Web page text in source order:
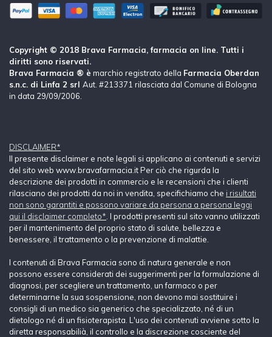
Copyright © 2018 Brava Farmacia, farmacia on line. Tutti i
diritti sono riservati.
Brava Farmacia ® è marchio registrato della Farmacia Oberdan
s.n.c. di Linfa 2 srl Aut. #213371 rilasciata dal Comune di Bologna
in data 29/09/2006.
DISCLAIMER*
Il presente disclaimer e note legali si applicano ai contenuti e servizi
del sito web www.bravafarmacia.it Per ciò che rigurda la
descrizione dei prodotti in commercio e le recensioni che i clienti
rilasciano dei prodotti da noi in vendita, specifichiamo che i risultati
non sono garantiti e possono variare da persona a persona leggi
qui il disclaimer completo* . I prodotti presenti sul sito vanno utilizzati
per il mantenimento del proprio stato di salute, bellezza e
benessere, il trattamento o la prevenzione di malattie.
I contenuti di Brava Farmacia sono di natura generale e non
possono essere considerati dei suggerimenti per la formulazione di
diagnosi, per scegliere un trattamento, un farmaco o per
determinarne la sua sospensione, non devono mai sostituire i
consigli di un medico sia generico che specializzato, né di un
dietologo né di un fisioterapista. L'uso dei contenuti avviene sotto la
diretta responsabilià, il controllo e la discrezione cosciente del